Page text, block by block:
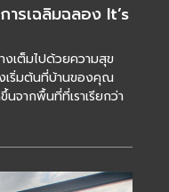
ารเฉลิมฉลอง It’s
เต็มไปด้วยความสุข
เริ่มต้นที่บ้านของคุณ
จากพื้นที่ที่เราเรียกว่า